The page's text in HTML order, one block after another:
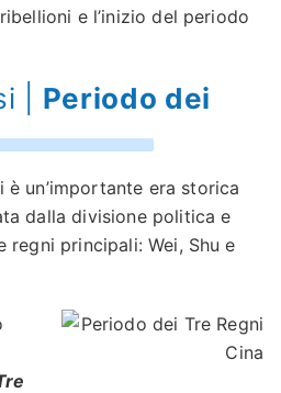
e l’inizio del periodo
|
Periodo dei
è un’importante era storica
dalla divisione politica e
regni principali: Wei, Shu e